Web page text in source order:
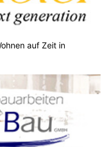
auf Zeit in